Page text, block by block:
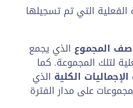
الفعلية التي تم تسجيلها
صف المجموع الذي يجمع
لتلك المجموعة. كما
الكلية الذي
على مدار الفترة